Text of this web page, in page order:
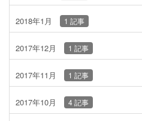
2018年1月 1 記事
2017年12月 1 記事
2017年11月 1 記事
2017年10月 4 記事